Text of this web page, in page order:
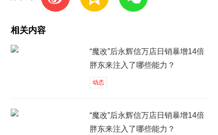
相关内容
“魔改”后永辉信万店日销暴增14倍
胖东来注入了哪些能力？
动态
“魔改”后永辉信万店日销暴增14倍
胖东来注入了哪些能力？